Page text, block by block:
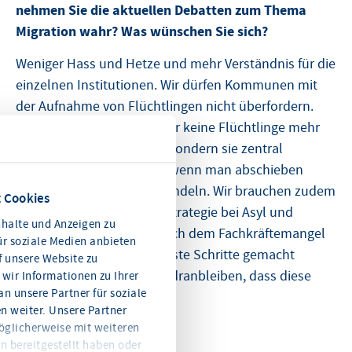
und Anzeigen zu
soziale Medien anbieten
Website zu
Informationen zu Ihrer
unsere Partner für soziale
weiter. Unsere Partner
mit weiteren
bereitgestellt haben oder
nehmen Sie die aktuellen Debatten zum Thema
Migration wahr? Was wünschen Sie sich?
Weniger Hass und Hetze und mehr Verständnis für die
einzelnen Institutionen. Wir dürfen Kommunen mit
der Aufnahme von Flüchtlingen nicht überfordern.
Daher ist es richtig, dass wir keine Flüchtlinge mehr
auf Kommunen verteilen, sondern sie zentral
unterbringen. Wir wollen, wenn man abschieben
kann, schnellstmöglich handeln. Wir brauchen zudem
eine europäische Gesamtstrategie bei Asyl und
Zuwanderung, die aber auch dem Fachkräftemangel
Rechnung trägt. Da sind erste Schritte gemacht
worden. Doch wir werden dranbleiben, dass diese
auch umgesetzt werden.